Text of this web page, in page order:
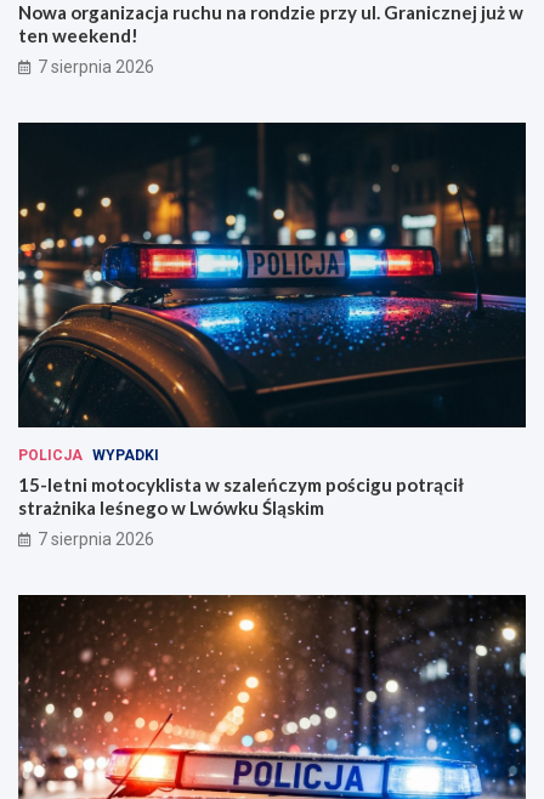
Nowa organizacja ruchu na rondzie przy ul. Granicznej już w
ten weekend!
7 sierpnia 2026
POLICJA WYPADKI
15-letni motocyklista w szaleńczym pościgu potrącił
strażnika leśnego w Lwówku Śląskim
7 sierpnia 2026